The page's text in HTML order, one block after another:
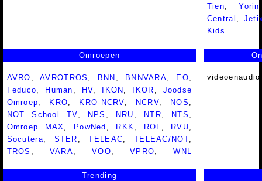
Tien,Yorin
Central ,
Kids
Omroepen
AVRO ,AVROTROS BNN BNNVARA EO
Feduco
Human HV IKON IKOR
Joodse
Omroep
KRO KRO-NCRV NCRV NOS
NOT School TV
NPS NRU NTR NTS
Omroep MAX
PowNed RKK ROF RVU
Socutera
STER ,TELEAC TELEAC/NOT
TROS
VARA ,VOO ,VPRO ,WNL
Trending